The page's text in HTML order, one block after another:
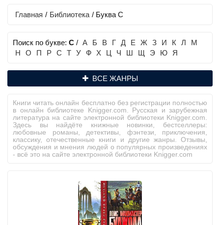
Главная / Библиотека / Буква С
Поиск по букве: С / А Б В Г Д Е Ж З И К Л
М
Н
О П Р С Т У Ф Х Ц Ч Ш Щ Э Ю Я
ВСЕ ЖАНРЫ
Книги читать онлайн бесплатно без регистрации полностью
в онлайн библиотеке Knigger.com. Русская и зарубежная
литература на сайте электронной библиотеки Knigger.com.
Здесь вы найдёте книжные новинки, бестселлеры:
любовные романы, детективы, фэнтези, приключения,
классику, отечественные книги и другие жанры. Отзывы,
обсуждения и мнения людей о популярных произведениях
- всё это на сайте электронной библиотеки Knigger.com